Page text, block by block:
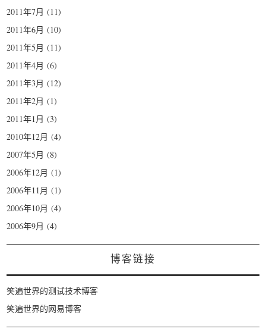
2011年7月 (11)
2011年6月 (10)
2011年5月 (11)
2011年4月 (6)
2011年3月 (12)
2011年2月 (1)
2011年1月 (3)
2010年12月 (4)
2007年5月 (8)
2006年12月 (1)
2006年11月 (1)
2006年10月 (4)
2006年9月 (4)
博客链接
笑遍世界的测试技术博客
笑遍世界的网易博客